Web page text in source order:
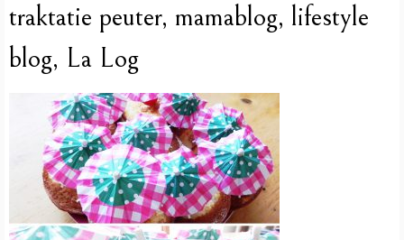
traktatie peuter, mamablog, lifestyle
blog, La Log